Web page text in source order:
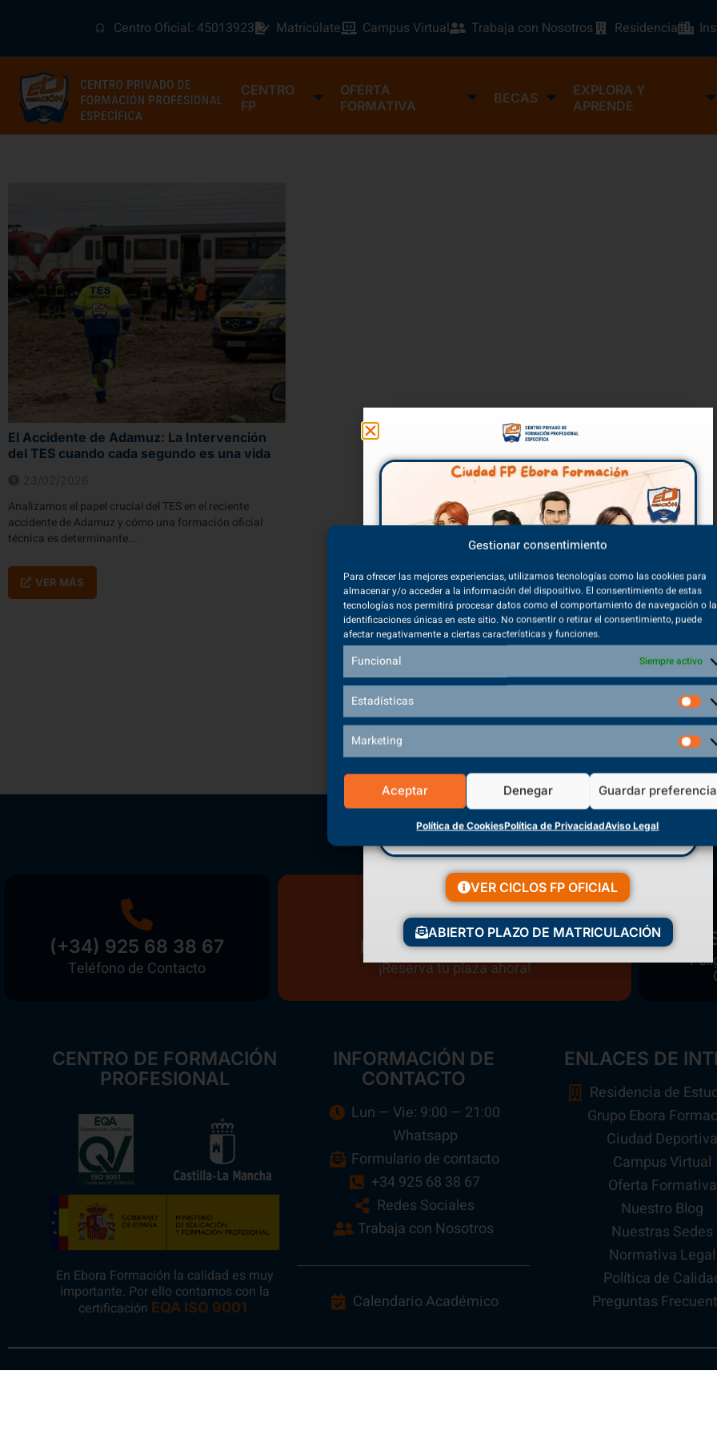
Gestionar consentimiento
Para ofrecer las mejores experiencias, utilizamos tecnologías como las cookies para
almacenar y/o acceder a la información del dispositivo. El consentimiento de estas
tecnologías nos permitirá procesar datos como el comportamiento de navegación o
identificaciones únicas en este sitio. No consentir o retirar el consentimiento, puede
afectar negativamente a ciertas características y funciones.
Funcional Siempre activo
Estadísticas
Marketing
Aceptar Denegar Guardar
Política de CookiesPolítica de PrivacidadAviso Legal
Centro Oficial: 45013923 Matricúlate Campus Virtual Trabaja con Nosotros Residencia
CENTRO
FP
OFERTA
FORMATIVA
BECAS
EXPLORA Y
APRENDE
El Accidente de Adamuz: La Intervención
del TES cuando cada segundo es una vida
Analizamos el papel crucial del TES en el reciente
accidente de Adamuz y cómo una formación oficial
técnica es determinante...
VER MÁS
Volver a inicio
(+34) 925 68 38 67
Teléfono de Contacto
Matriculación Abierta
¡Reserva tu plaza ahora!
CENTRO DE FORMACIÓN
PROFESIONAL
En Ebora Formación la calidad es muy
importante. Por ello contamos con la
certificación EQA ISO 9001
INFORMACIÓN DE
CONTACTO
Lun — Vie: 9:00 — 21:00
Whatsapp
Formulario de contacto
+34 925 68 38 67
Redes Sociales
Trabaja con Nosotros
Calendario Académico
ENLACES DE
Residencia de
Grupo Ebora
Ciudad Deportiva
Campus Virtual
Oferta Formativa
Nuestro Blog
Nuestras Sedes
Normativa Legal
Política de
Preguntas
VER CICLOS FP OFICIAL
ABIERTO PLAZO DE MATRICULACIÓN